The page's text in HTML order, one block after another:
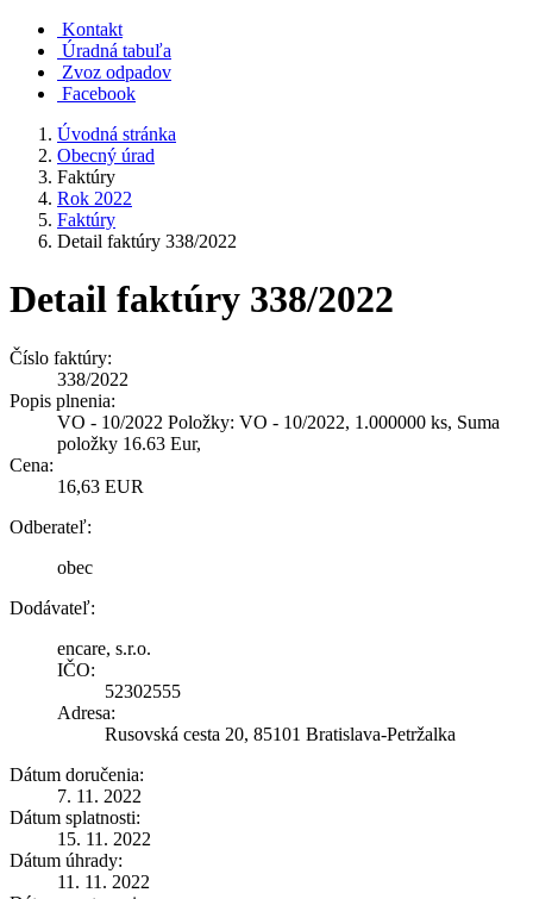
Kontakt
Úradná tabuľa
Zvoz odpadov
Facebook
Úvodná stránka
Obecný úrad
Faktúry
Rok 2022
Faktúry
Detail faktúry 338/2022
Detail faktúry 338/2022
Číslo faktúry:
338/2022
Popis plnenia:
VO - 10/2022 Položky: VO - 10/2022, 1.000000 ks, Suma
položky 16.63 Eur,
Cena:
16,63 EUR
Odberateľ:
obec
Dodávateľ:
encare, s.r.o.
IČO:
52302555
Adresa:
Rusovská cesta 20, 85101 Bratislava-Petržalka
Dátum doručenia:
7. 11. 2022
Dátum splatnosti:
15. 11. 2022
Dátum úhrady:
11. 11. 2022